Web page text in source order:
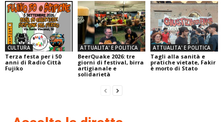
CULTURA
Terza festa per i 50
anni di Radio Città
Fujiko
ATTUALITA' E POLITICA
BeerQuake 2026: tre
giorni di festival, birra
artigianale e
solidarietà
ATTUALITA' E POLITICA
Tagli alla sanità e
pratiche vietate, Fakir
è morto di Stato